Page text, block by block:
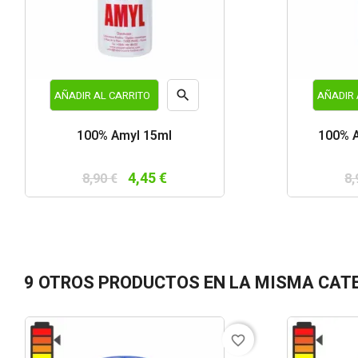
AÑADIR AL CARRITO 
100% Amyl 15ml
8,90 € 4,45 €
AÑADIR
100%
9 OTROS PRODUCTOS EN LA MISMA
favorite_border